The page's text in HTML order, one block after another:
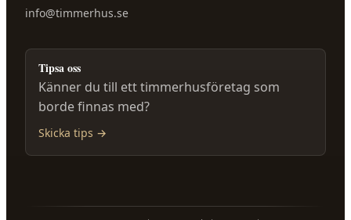
info@timmerhus.se
Tipsa oss
Känner du till ett timmerhusföretag som
borde finnas med?
Skicka tips →